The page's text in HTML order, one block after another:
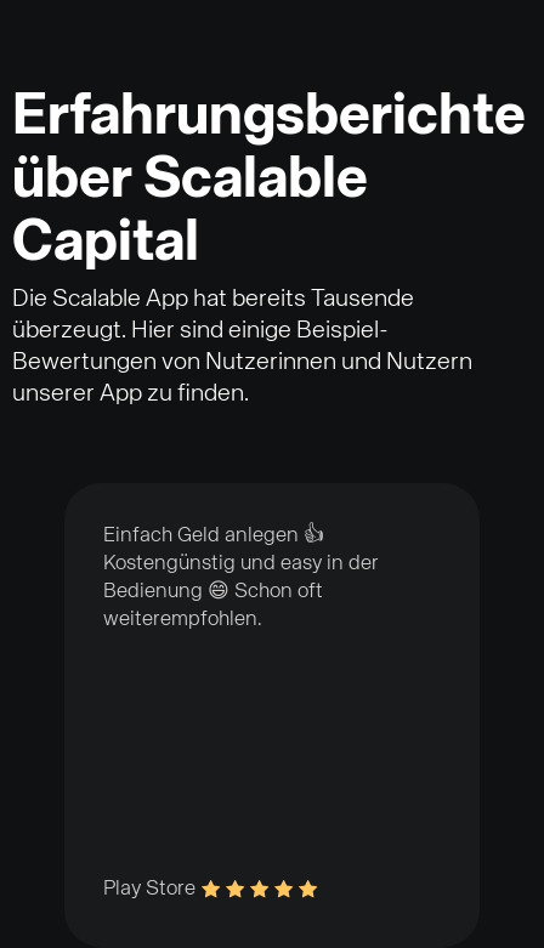
Erfahrungsberichte
über Scalable
Capital
Die Scalable App hat bereits Tausende
überzeugt. Hier sind einige Beispiel-
Bewertungen von Nutzerinnen und Nutzern
unserer App zu finden.
Einfach Geld anlegen 👍
Kostengünstig und easy in der
Bedienung 😄 Schon oft
weiterempfohlen.
Play Store